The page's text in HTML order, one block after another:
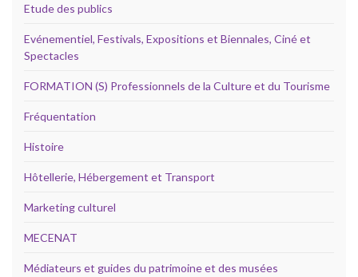
Etude des publics
Evénementiel, Festivals, Expositions et Biennales, Ciné et
Spectacles
FORMATION (S) Professionnels de la Culture et du Tourisme
Fréquentation
Histoire
Hôtellerie, Hébergement et Transport
Marketing culturel
MECENAT
Médiateurs et guides du patrimoine et des musées